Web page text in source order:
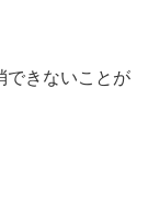
できないことが